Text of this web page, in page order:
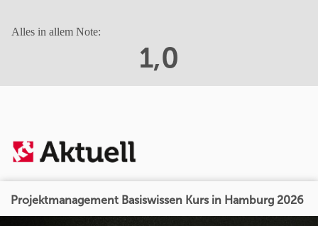
Alles in allem Note:
1,0
Projektmanagement Basiswissen Kurs in Hamburg 2026